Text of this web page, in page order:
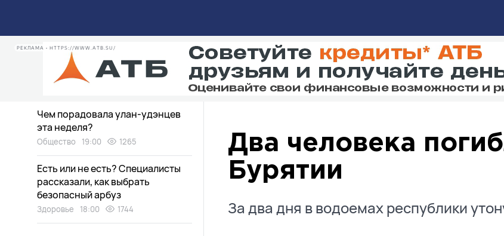
РЕКЛАМА • HTTPS://WWW.ATB.SU/
Два человека
Бурятии
За два дня в водоемах республики
Дети нашли «аквапарк» в
заброшенном доме в Улан-Удэ
Чем порадовала улан-удэнцев
эта неделя?
Общество 19:00 1265
Есть или не есть? Специалисты
рассказали, как выбрать
безопасный арбуз
Здоровье 18:00 1744